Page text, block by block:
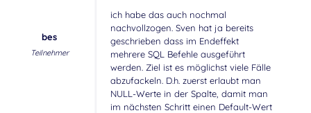
bes
Teilnehmer
ich habe das auch nochmal
nachvollzogen. Sven hat ja bereits
geschrieben dass im Endeffekt
mehrere SQL Befehle ausgeführt
werden. Ziel ist es möglichst viele Fälle
abzufackeln. D.h. zuerst erlaubt man
NULL-Werte in der Spalte, damit man
im nächsten Schritt einen Default-Wert